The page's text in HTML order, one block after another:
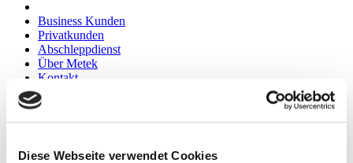
Diese Webseite verwendet Cookies
Business Kunden
Privatkunden
Abschleppdienst
Über Metek
Kontakt
Metek Fahrzeughandel
BOSCH Car Service